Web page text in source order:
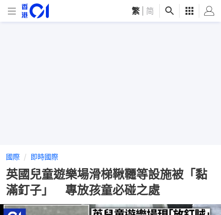
繁 简
國際 即時國際
英國兒童遊樂場滑梯鞦韆等設施被「黏
滿釘子」 專放孩童必碰之處